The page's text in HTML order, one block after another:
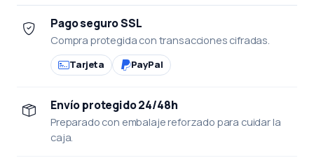
Pago seguro SSL
Compra protegida con transacciones cifradas.
Tarjeta PayPal
Envío protegido 24/48h
Preparado con embalaje reforzado para cuidar la
caja.